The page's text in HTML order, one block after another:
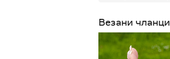
Везани чланци